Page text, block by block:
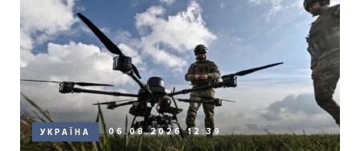
УКРАЇНА 06.08.2026 12:39